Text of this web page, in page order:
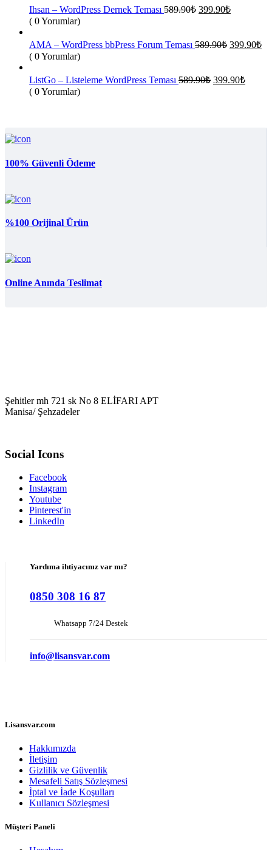
399.90₺.
Ihsan – WordPress Dernek Teması 589.90₺ Orijinal
399.90₺Şu
399.90₺.
( 0 Yorumlar)
AMA – WordPress bbPress Forum Teması 589.90₺ Orijinal
399.90₺Şu
( 0 Yorumlar)
ListGo – Listeleme WordPress Teması 589.90₺ Orijinal
399.90₺Şu
( 0 Yorumlar)
100% Güvenli Ödeme
%100 Orijinal Ürün
Online Anında Teslimat
Şehitler mh 721 sk No 8 ELİFARI APT
Manisa/ Şehzadeler
Social Icons
Facebook
Instagram
Youtube
Pinterest'in
LinkedIn
Yardıma ihtiyacınız var mı?
0850 308 16 87
Whatsapp 7/24 Destek
info@lisansvar.com
Lisansvar.com
Hakkımızda
İletişim
Gizlilik ve Güvenlik
Mesafeli Satış Sözleşmesi
İptal ve İade Koşulları
Kullanıcı Sözleşmesi
Müşteri Paneli